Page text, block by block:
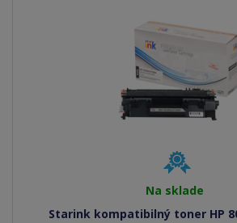
Na sklade
Starink kompatibilný toner HP